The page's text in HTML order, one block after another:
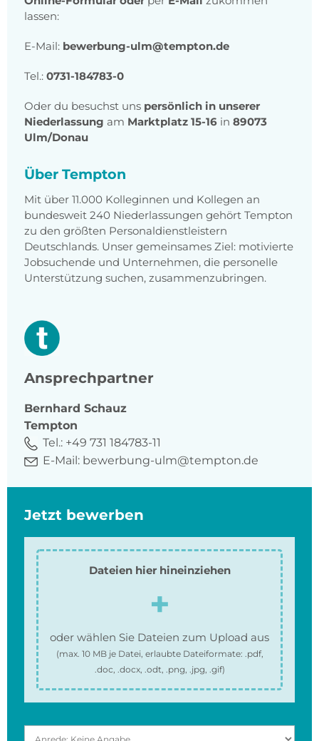
lassen:
E-Mail: bewerbung-ulm@tempton.de
Tel.: 0731-184783-0
Oder du besuchst uns persönlich in unserer
Niederlassung am Marktplatz 15-16 in 89073
Ulm/Donau
Über Tempton
Mit über 11.000 Kolleginnen und Kollegen an
bundesweit 240 Niederlassungen gehört Tempton
zu den größten Personaldienstleistern
Deutschlands. Unser gemeinsames Ziel: motivierte
Jobsuchende und Unternehmen, die personelle
Unterstützung suchen, zusammenzubringen.
Ansprechpartner
Bernhard Schauz
Tempton
Tel.: +49 731 184783-11
E-Mail: bewerbung-ulm@tempton.de
Jetzt bewerben
Dateien hier hineinziehen
oder wählen Sie Dateien zum Upload aus
(max. 10 MBje Datei, erlaubte Dateiformate: .pdf,
.doc, .docx, .odt, .png, .jpg, .gif)